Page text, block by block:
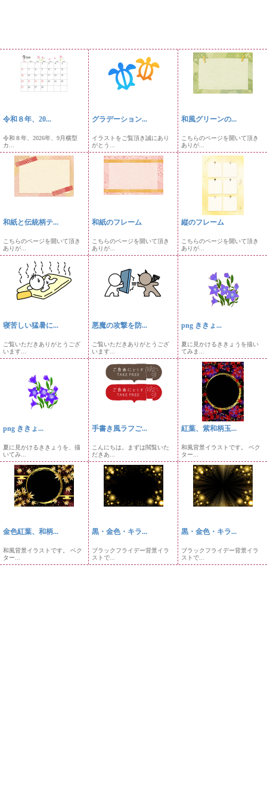
令和８年、20...
令和８年、2026年、9月横型
カ...
グラデーション...
イラストをご覧頂き誠にあり
がとう...
和風グリーンの...
こちらのページを開いて頂き
ありが...
和紙と伝統柄テ...
こちらのページを開いて頂き
ありが...
和紙のフレーム
こちらのページを開いて頂き
ありが...
縦のフレーム
こちらのページを開いて頂き
ありが...
寝苦しい猛暑に...
ご覧いただきありがとうござ
います...
悪魔の攻撃を防...
ご覧いただきありがとうござ
います...
png ききょ...
夏に見かけるききょうを描い
てみま...
png ききょ...
夏に見かけるききょうを、描
いてみ...
手書き風ラフご...
こんにちは。まずは閲覧いた
だきあ...
紅葉、紫和柄玉...
和風背景イラストです。 ベク
ター...
金色紅葉、和柄...
和風背景イラストです。 ベク
ター...
黒・金色・キラ...
ブラックフライデー背景イラ
ストで...
黒・金色・キラ...
ブラックフライデー背景イラ
ストで...